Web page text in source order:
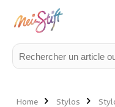
Home Stylos